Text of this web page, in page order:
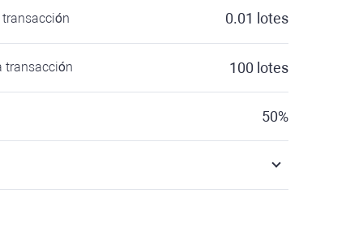
0.01 lotes
transacción 100 lotes
50%